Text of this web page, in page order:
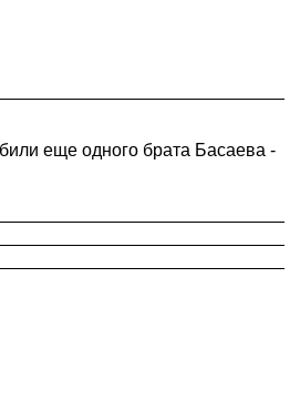
еще одного брата Басаева -